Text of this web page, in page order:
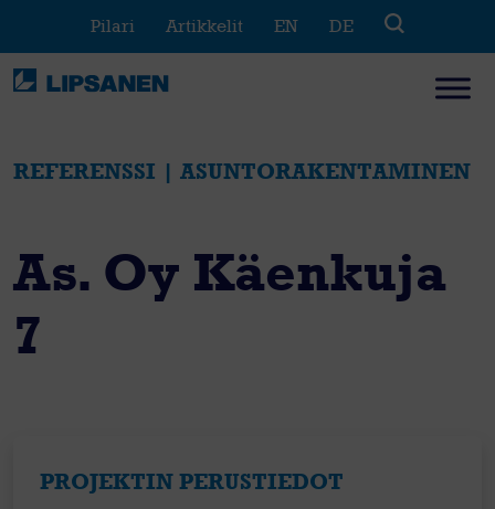
content
Pilari Artikkelit EN DE
REFERENSSI | ASUNTORAKENTAMINEN
As. Oy Käenkuja
7
PROJEKTIN PERUSTIEDOT